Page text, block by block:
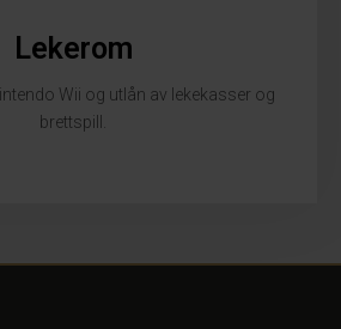
Lekerom
Wii og utlån av lekekasser og
brettspill.